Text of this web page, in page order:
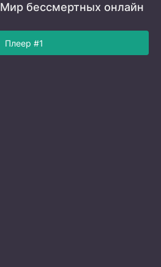
бессмертных онлайн
Плеер #1